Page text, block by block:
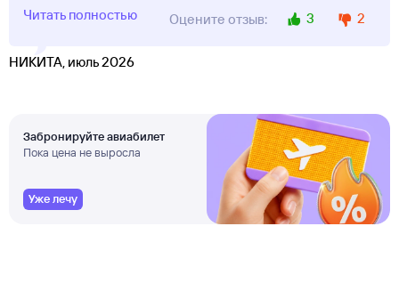
Читать полностью
Оцените отзыв: 3 2
НИКИТА, июль 2026
Забронируйте авиабилет
Пока цена не выросла
Уже лечу